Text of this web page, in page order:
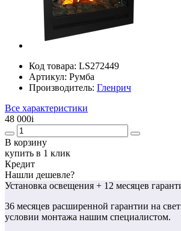
Код товара: LS272449
Артикул: Румба
Производитель: Гленрич
Все характеристики
48 000i
В корзину
купить в 1 клик
Кредит
Нашли дешевле?
Установка освещения + 12 месяцев
36 месяцев расширенной гарантии на
условии монтажа нашим специалистом.